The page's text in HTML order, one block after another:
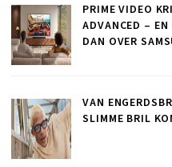
PRIME VIDEO
ADVANCED –
DAN OVER
VAN
SLIMME BRIL